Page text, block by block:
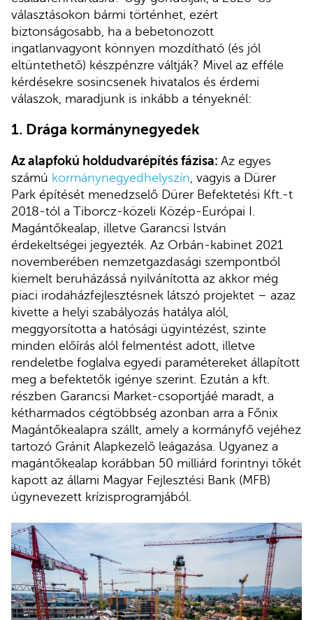
választásokon bármi történhet, ezért
biztonságosabb, ha a bebetonozott
ingatlanvagyont könnyen mozdítható (és jól
eltüntethető) készpénzre váltják? Mivel az efféle
kérdésekre sosincsenek hivatalos és érdemi
válaszok, maradjunk is inkább a tényeknél:
1. Drága kormánynegyedek
Az alapfokú holdudvarépítés fázisa: Az egyes
számú kormánynegyedhelyszín , vagyis a Dürer
Park építését menedzselő Dürer Befektetési Kft.-t
2018-tól a Tiborcz-közeli Közép-Európai I.
Magántőkealap, illetve Garancsi István
érdekeltségei jegyezték. Az Orbán-kabinet 2021
novemberében nemzetgazdasági szempontból
kiemelt beruházássá nyilvánította az akkor még
piaci irodaházfejlesztésnek látszó projektet – azaz
kivette a helyi szabályozás hatálya alól,
meggyorsította a hatósági ügyintézést, szinte
minden előírás alól felmentést adott, illetve
rendeletbe foglalva egyedi paramétereket állapított
meg a befektetők igénye szerint. Ezután a kft.
részben Garancsi Market-csoportjáé maradt, a
kétharmados cégtöbbség azonban arra a Főnix
Magántőkealapra szállt, amely a kormányfő vejéhez
tartozó Gránit Alapkezelő leágazása. Ugyanez a
magántőkealap korábban 50 milliárd forintnyi tőkét
kapott az állami Magyar Fejlesztési Bank (MFB)
úgynevezett krízisprogramjából.